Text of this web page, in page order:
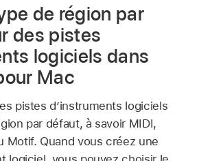
de région par
des pistes
logiciels dans
Mac
pistes d’instruments logiciels
par défaut, à savoir MIDI,
Motif. Quand vous créez une